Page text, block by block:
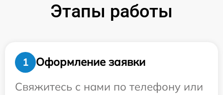
Этапы работы
1
Оформление заявки
Свяжитесь с нами по телефону или